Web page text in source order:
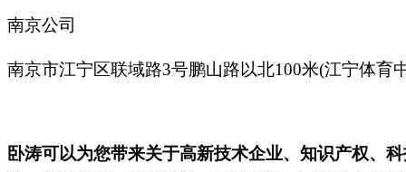
南京公司
南京市江宁区联域路3号鹏山路以北100米(江宁体育
卧涛可以为您带来关于高新技术企业、知识产权、